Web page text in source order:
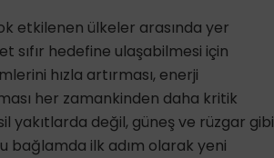
etkilenen ülkeler arasında yer
sıfır hedefine ulaşabilmesi için
hızla artırması, enerji
her zamankinden daha kritik
yakıtlarda değil, güneş ve rüzgar gibi
bağlamda ilk adım olarak yeni